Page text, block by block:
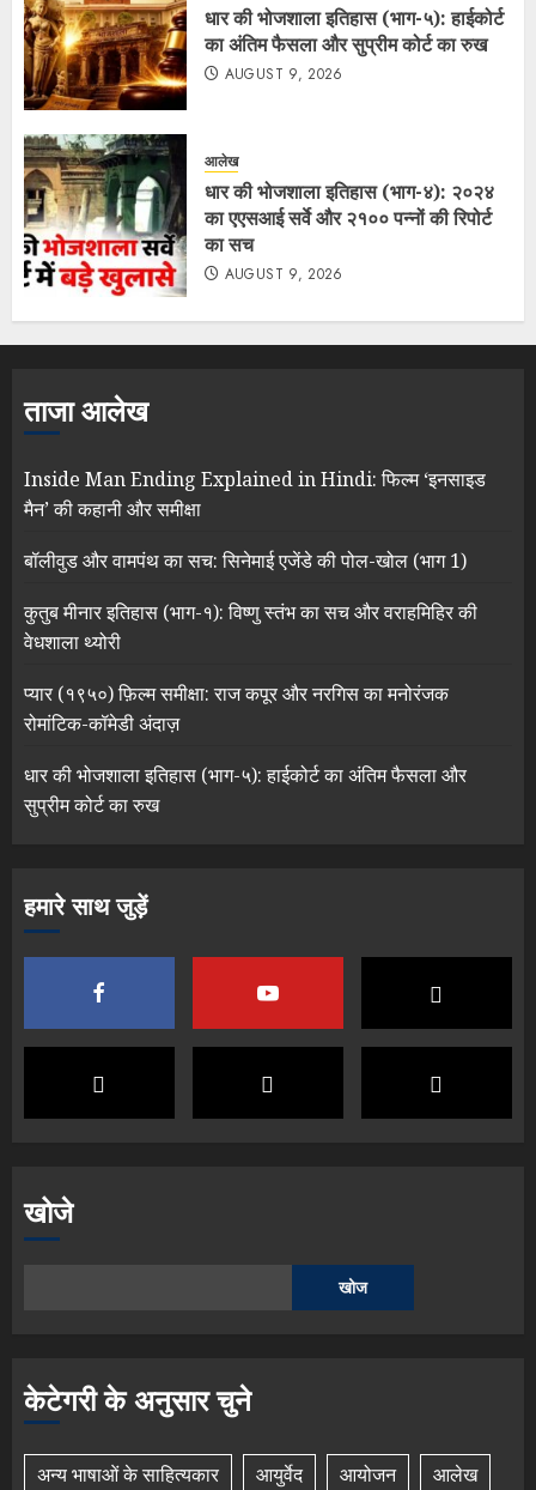
धार की भोजशाला इतिहास (भाग-५): हाईकोर्ट
का अंतिम फैसला और सुप्रीम कोर्ट का रुख
AUGUST 9, 2026
आलेख
धार की भोजशाला इतिहास (भाग-४): २०२४
का एएसआई सर्वे और २१०० पन्नों की रिपोर्ट
का सच
AUGUST 9, 2026
ताजा आलेख
Inside Man Ending Explained in Hindi: फिल्म ‘इनसाइड
मैन’ की कहानी और समीक्षा
बॉलीवुड और वामपंथ का सच: सिनेमाई एजेंडे की पोल-खोल (भाग 1)
कुतुब मीनार इतिहास (भाग-१): विष्णु स्तंभ का सच और वराहमिहिर की
वेधशाला थ्योरी
प्यार (१९५०) फ़िल्म समीक्षा: राज कपूर और नरगिस का मनोरंजक
रोमांटिक-कॉमेडी अंदाज़
धार की भोजशाला इतिहास (भाग-५): हाईकोर्ट का अंतिम फैसला और
सुप्रीम कोर्ट का रुख
हमारे साथ जुड़ें
खोजे
खोज
केटेगरी के अनुसार चुने
अन्य भाषाओं के साहित्यकार आयुर्वेद आयोजन आलेख